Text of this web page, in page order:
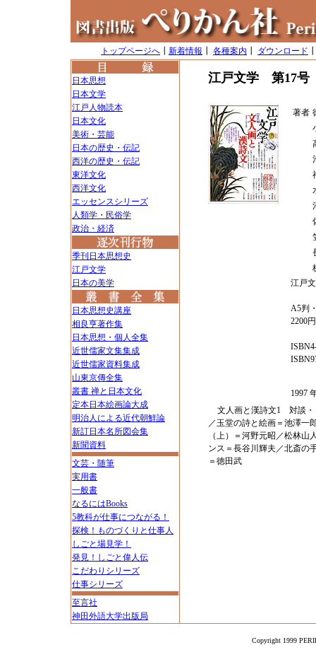
トップページへ 新着情報 各種案内 ダウンロード
日本思想
日本文学
江戸人物読本
日本文化
美術・芸能
日本の歴史・伝記
西洋の歴史・伝記
東洋文化
西洋文化
エッセンスシリーズ
人類学・民俗学
政治・経済
季刊日本思想史
江戸文学
日本の美学
日本思想史講座
相良亨著作集
日本思想・個人全集
近世儒家文集集成
近世儒家資料集成
山東京傳全集
叢書 禅と日本文化
定本日本絵画論大成
明治人による近代朝鮮論
新訂日本名所図会集
新聞資料
文芸・随筆
実用書
一般書
なるにはBooks
5教科が仕事につながる！
探検！ものづくりと仕事人
しごと場見学！
発見！しごと偉人伝
こだわりシリーズ
仕事シリーズ
至言社
神田外語大学出版局
江戸文学 第17号
著者
江戸
A5判
2200
1997
文人画と漢詩文1 対談・
／玉堂の詩と絵画＝池澤一
（上）＝河野元昭／松林
ンス＝長谷川輝夫／北斎の
＝徳田武
Copyright 1999